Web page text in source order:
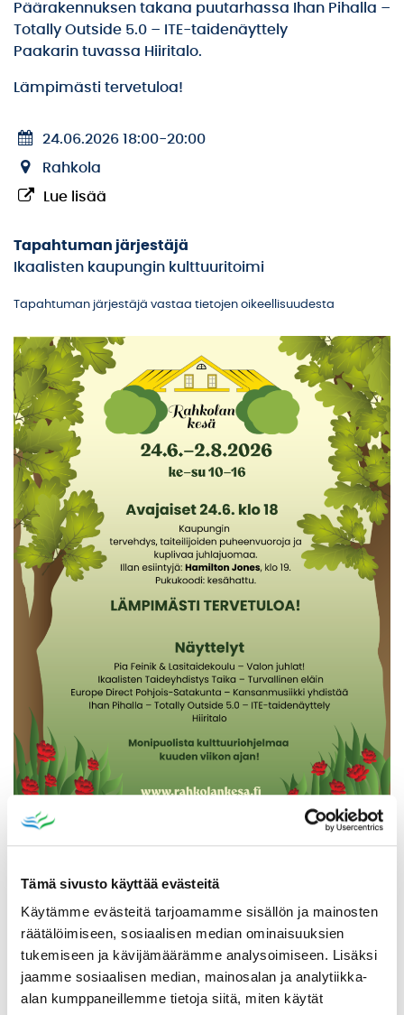
Tämä sivusto käyttää evästeitä
Käytämme evästeitä tarjoamamme sisällön ja mainosten
räätälöimiseen, sosiaalisen median ominaisuuksien
tukemiseen ja kävijämäärämme analysoimiseen. Lisäksi
jaamme sosiaalisen median, mainosalan ja analytiikka-
alan kumppaneillemme tietoja siitä, miten käytät
Päärakennuksen takana puutarhassa Ihan Pihalla –
Totally Outside 5.0 – ITE-taidenäyttely
Paakarin tuvassa Hiiritalo.
Lämpimästi tervetuloa!
24.06.2026 18:00-20:00
Rahkola
Lue lisää
Tapahtuman järjestäjä
Ikaalisten kaupungin kulttuuritoimi
Tapahtuman järjestäjä vastaa tietojen oikeellisuudesta